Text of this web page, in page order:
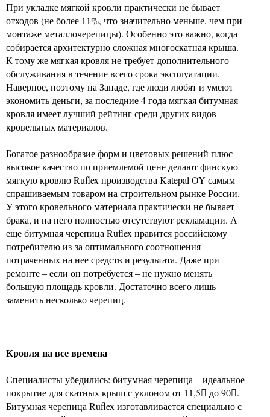
При укладке мягкой кровли практически не бывает
отходов (не более 11%, что значительно меньше, чем при
монтаже металлочерепицы). Особенно это важно, когда
собирается архитектурно сложная многоскатная крыша.
К тому же мягкая кровля не требует дополнительного
обслуживания в течение всего срока эксплуатации.
Наверное, поэтому на Западе, где люди любят и умеют
экономить деньги, за последние 4 года мягкая битумная
кровля имеет лучший рейтинг среди других видов
кровельных материалов.
Богатое разнообразие форм и цветовых решений плюс
высокое качество по приемлемой цене делают финскую
мягкую кровлю Ruflex производства Katepal OY самым
спрашиваемым товаром на строительном рынке России.
У этого кровельного материала практически не бывает
брака, и на него полностью отсутствуют рекламации. А
еще битумная черепица Ruflex нравится российскому
потребителю из-за оптимального соотношения
потраченных на нее средств и результата. Даже при
ремонте – если он потребуется – не нужно менять
большую площадь кровли. Достаточно всего лишь
заменить несколько черепиц.
Кровля на все времена
Специалисты убедились: битумная черепица – идеальное
покрытие для скатных крыш с уклоном от 11,5 до 90.
Битумная черепица Ruflex изготавливается специально с